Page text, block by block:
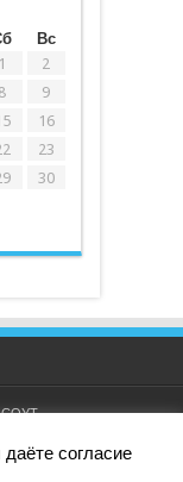
Вс
1
2
8
9
16
23
30
СОУТ
согласие